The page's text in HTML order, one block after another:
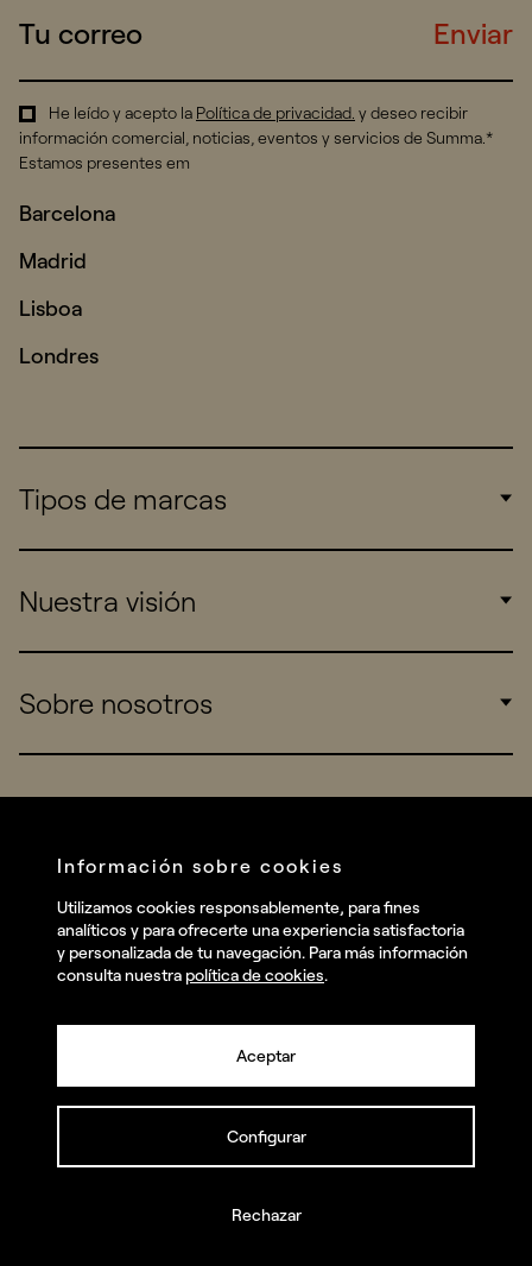
Enviar
He leído y acepto la Política de privacidad. y deseo recibir
información comercial, noticias, eventos y servicios de Summa.*
Estamos presentes em
Barcelona
Madrid
Lisboa
Londres
Tipos de marcas
Consumers
Startups
Nuestra visión
Work
Sobre nosotros
Talent
Contact
Instagram
Facebook
© summa.es Todos los derechos reservados.
Información sobre cookies
Utilizamos cookies responsablemente, para fines
analíticos y para ofrecerte una experiencia satisfactoria
y personalizada de tu navegación. Para más información
consulta nuestra política de cookies.
Aceptar
Configurar
Rechazar